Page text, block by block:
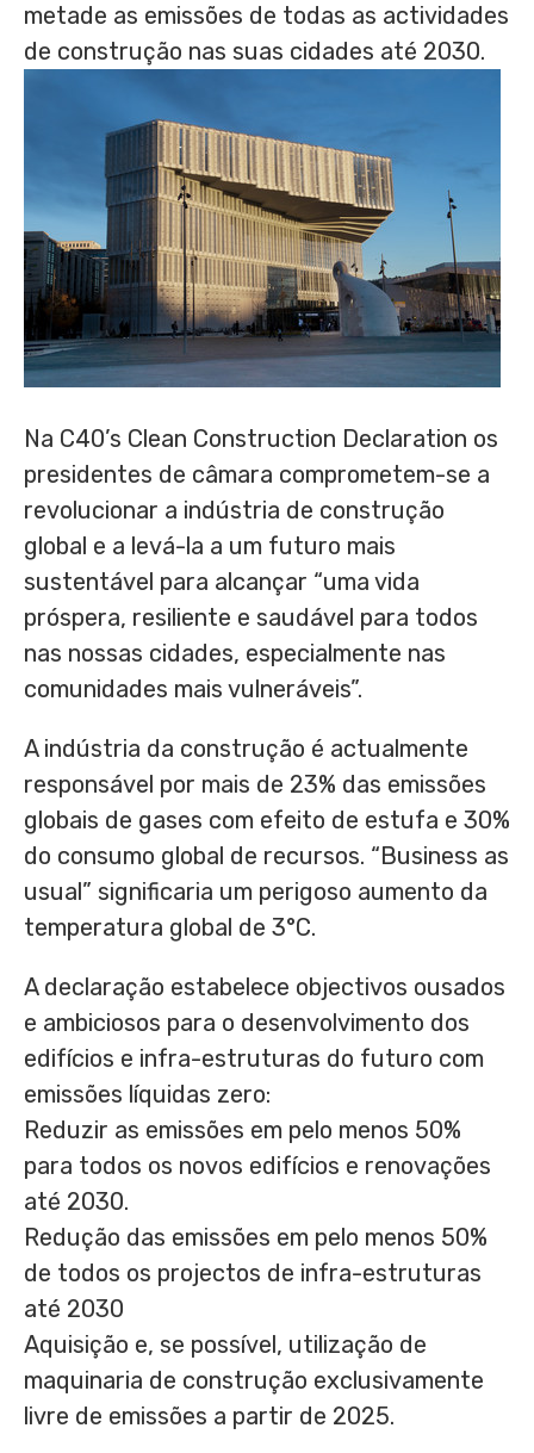
metade as emissões de todas as actividades
de construção nas suas cidades até 2030.
Na C40’s Clean Construction Declaration os
presidentes de câmara comprometem-se a
revolucionar a indústria de construção
global e a levá-la a um futuro mais
sustentável para alcançar “uma vida
próspera, resiliente e saudável para todos
nas nossas cidades, especialmente nas
comunidades mais vulneráveis”.
A indústria da construção é actualmente
responsável por mais de 23% das emissões
globais de gases com efeito de estufa e 30%
do consumo global de recursos. “Business as
usual” significaria um perigoso aumento da
temperatura global de 3°C.
A declaração estabelece objectivos ousados
e ambiciosos para o desenvolvimento dos
edifícios e infra-estruturas do futuro com
emissões líquidas zero:
Reduzir as emissões em pelo menos 50%
para todos os novos edifícios e renovações
até 2030.
Redução das emissões em pelo menos 50%
de todos os projectos de infra-estruturas
até 2030
Aquisição e, se possível, utilização de
maquinaria de construção exclusivamente
livre de emissões a partir de 2025.